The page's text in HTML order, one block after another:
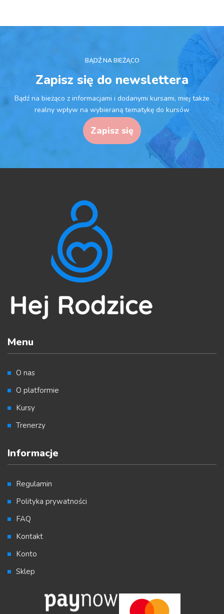
BĄDŹ NA BIEŻĄCO
Zapisz się do newslettera
Bądź na bieżąco z informacjami i dodanymi kursami, miej także
realny wpływ na wybieraną tematykę do kursów
Zapisz się
Menu
O nas
O platformie
Kursy
Trenerzy
Informacje
Regulamin
Polityka prywatności
FAQ
Kontakt
Konto
Sklep